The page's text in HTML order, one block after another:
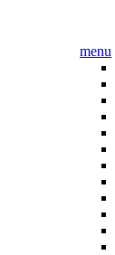
menu